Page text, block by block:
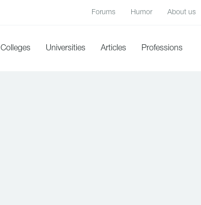
Forums Humor About us
Colleges Universities Articles Professions